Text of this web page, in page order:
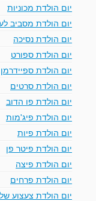
יום הולדת מכוניות
יום הולדת מסביב
יום הולדת נסיכה
יום הולדת ספורט
יום הולדת ספיידרמן
יום הולדת סרטים
יום הולדת פו הדוב
יום הולדת פיג'מות
יום הולדת פיות
יום הולדת פיטר פן
יום הולדת פיצה
יום הולדת פרחים
יום הולדת צעצוע